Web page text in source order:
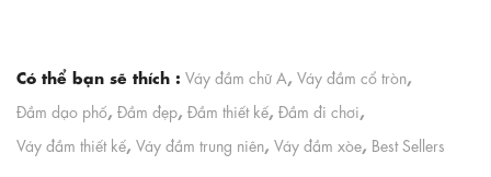
Có thể bạn sẽ thích : Váy đầm chữ A, Váy đầm cổ tròn,
Đầm dạo phố, Đầm đẹp, Đầm thiết kế, Đầm đi chơi,
Váy đầm thiết kế, Váy đầm trung niên, Váy đầm xòe, Best Sellers